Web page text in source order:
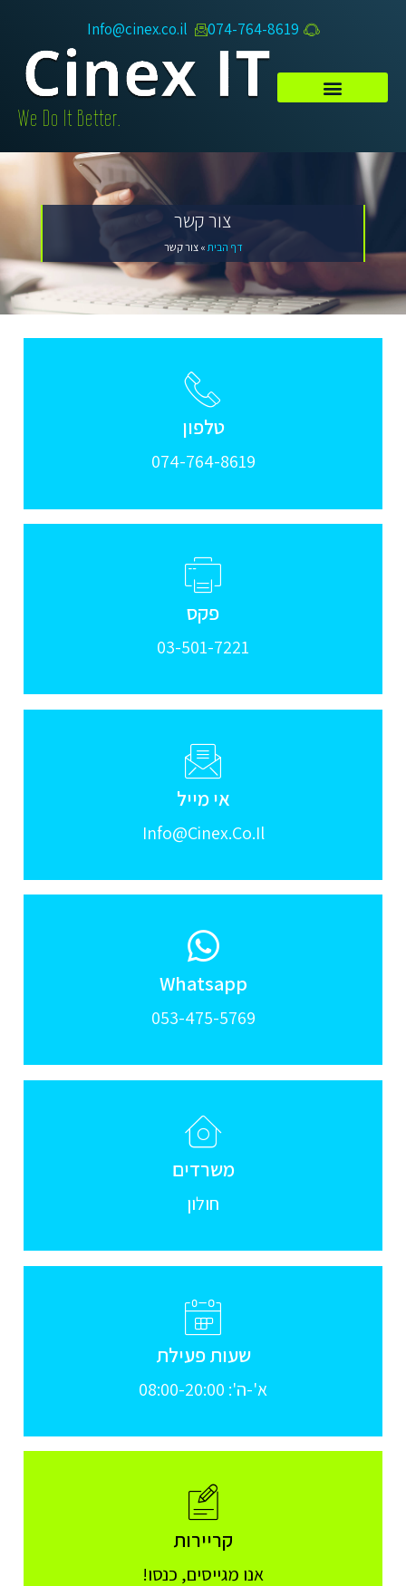
074-764-8619​
Info@cinex.co.il
צור קשר
דף הבית »צור קשר
טלפון
074-764-8619​
פקס
03-501-7221
אי מייל
Info@cinex.co.il
Whatsapp
053-475-5769
משרדים
חולון
שעות פעילת
א'-ה': 08:00-20:00
קריירות
אנו מגייסים, כנסו!